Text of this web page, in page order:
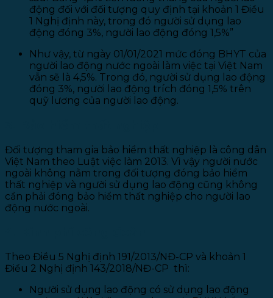
động đối với đối tượng quy định tại khoản 1 Điều
1 Nghị định này, trong đó người sử dụng lao
động đóng 3%, người lao động đóng 1,5%”
Như vậy, từ ngày 01/01/2021 mức đóng BHYT của
người lao động nước ngoài làm việc tại Việt Nam
vẫn sẽ là 4,5%. Trong đó, người sử dụng lao động
đóng 3%, người lao động trích đóng 1,5% trên
quỹ lương của người lao động.
Đối tượng tham gia bảo hiểm thất nghiệp là công dân
Việt Nam theo Luật việc làm 2013. Vì vậy người nước
ngoài không nằm trong đối tượng đóng bảo hiểm
thất nghiệp và người sử dụng lao động cũng không
cần phải đóng bảo hiểm thất nghiệp cho người lao
động nước ngoài.
Theo Điều 5 Nghị định 191/2013/NĐ-CP và khoản 1
Điều 2 Nghị định 143/2018/NĐ-CP thì:
Người sử dụng lao động có sử dụng lao động